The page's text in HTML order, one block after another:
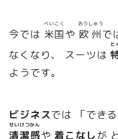
今では 米国
べいこく
や 欧州
おうしゅう
で
なくなり、 スーツは
と
ようです。
ビジネスでは 「でき
清潔感
せいけつかん
や着こなしが